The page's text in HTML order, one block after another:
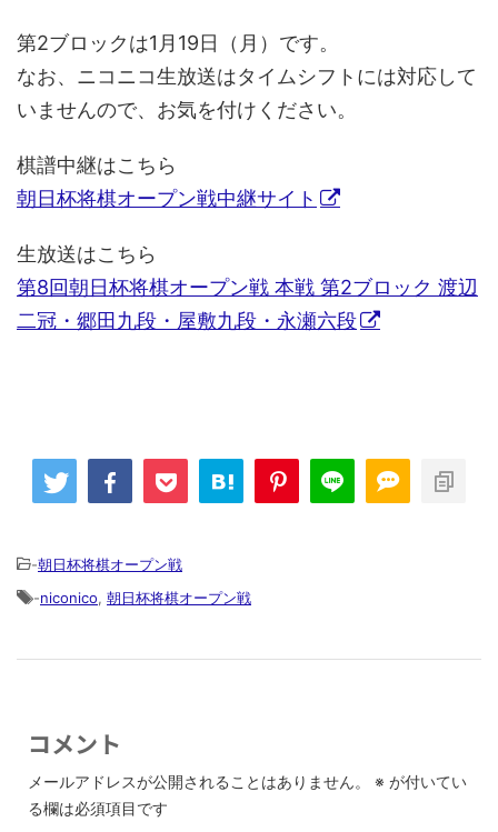
第2ブロックは1月19日（月）です。
なお、ニコニコ生放送はタイムシフトには対応して
いませんので、お気を付けください。
棋譜中継はこちら
朝日杯将棋オープン戦中継サイト
生放送はこちら
第8回朝日杯将棋オープン戦 本戦 第2ブロック 渡辺
二冠・郷田九段・屋敷九段・永瀬六段
-朝日杯将棋オープン戦
-niconico, 朝日杯将棋オープン戦
コメント
メールアドレスが公開されることはありません。 ※ が付いてい
る欄は必須項目です